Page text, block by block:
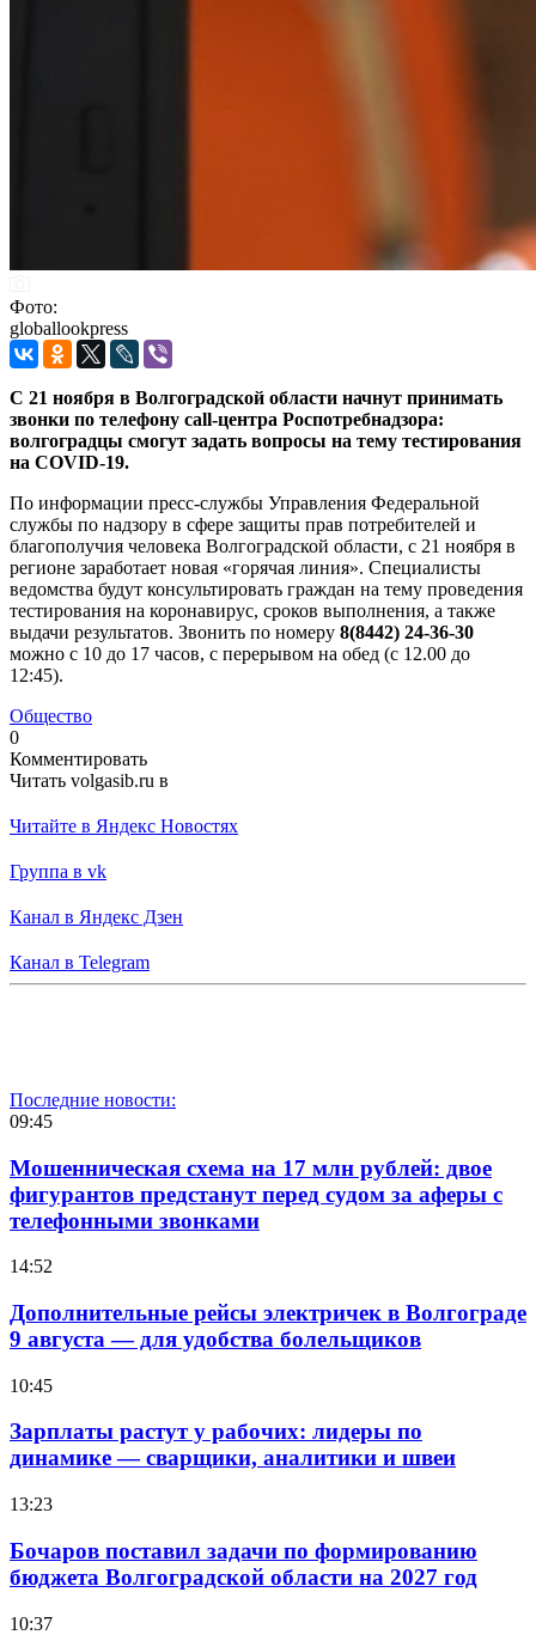
Фото:
globallookpress
С 21 ноября в Волгоградской области начнут принимать
звонки по телефону call-центра Роспотребнадзора:
волгоградцы смогут задать вопросы на тему тестирования
на COVID-19.
По информации пресс-службы Управления Федеральной
службы по надзору в сфере защиты прав потребителей и
благополучия человека Волгоградской области, с 21 ноября в
регионе заработает новая «горячая линия». Специалисты
ведомства будут консультировать граждан на тему проведения
тестирования на коронавирус, сроков выполнения, а также
выдачи результатов. Звонить по номеру 8(8442) 24-36-30
можно с 10 до 17 часов, с перерывом на обед (с 12.00 до
12:45).
Общество
0
Комментировать
Читать volgasib.ru в
Читайте в Яндекс Новостях
Группа в vk
Канал в Яндекс Дзен
Канал в Telegram
Последние новости:
09:45
Мошенническая схема на 17 млн рублей: двое
фигурантов предстанут перед судом за аферы с
телефонными звонками
14:52
Дополнительные рейсы электричек в Волгограде
9 августа — для удобства болельщиков
10:45
Зарплаты растут у рабочих: лидеры по
динамике — сварщики, аналитики и швеи
13:23
Бочаров поставил задачи по формированию
бюджета Волгоградской области на 2027 год
10:37